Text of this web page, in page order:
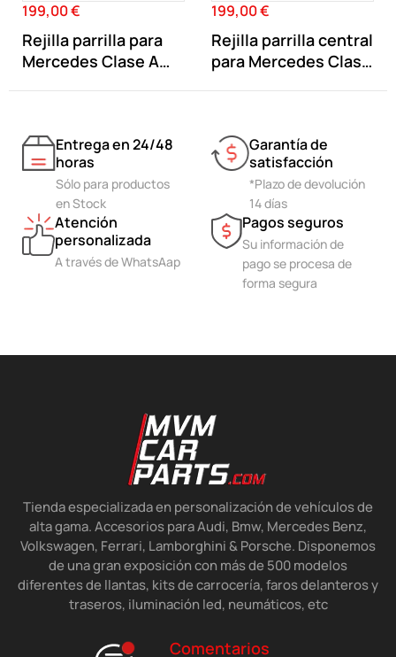
Precio
199,00 €
Rejilla parrilla para
Mercedes Clase A
Precio
199,00 €
Rejilla parrilla central
para Mercedes Clase
Entrega en 24/48
horas
Sólo para productos
en Stock
Garantía de
satisfacción
*Plazo de devolución
14 días
Atención
personalizada
A través de WhatsAap
Pagos seguros
Su información de
pago se procesa de
forma segura
Tienda especializada en personalización de vehículos de
alta gama. Accesorios para Audi, Bmw, Mercedes Benz,
Volkswagen, Ferrari, Lamborghini & Porsche. Disponemos
de una gran exposición con más de 500 modelos
diferentes de llantas, kits de carrocería, faros delanteros y
traseros, iluminación led, neumáticos, etc
Comentarios